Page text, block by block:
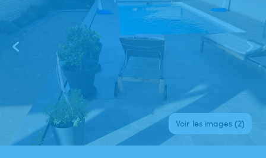
Voir les images (2)